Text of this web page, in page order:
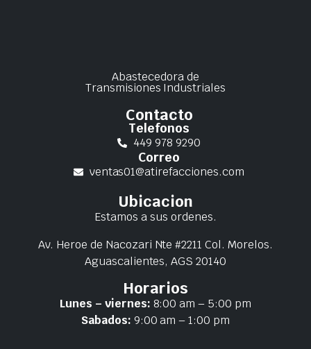
Abastecedora de
Transmisiones Industriales
Contacto
Telefonos
449 978 9290
Correo
ventas01@atirefacciones.com
Ubicacion
Estamos a sus ordenes.
Av. Heroe de Nacozari Nte #2211 Col. Morelos.
Aguascalientes, AGS 20140
Horarios
Lunes – viernes: 8:00 am – 5:00 pm
Sabados: 9:00 am – 1:00 pm